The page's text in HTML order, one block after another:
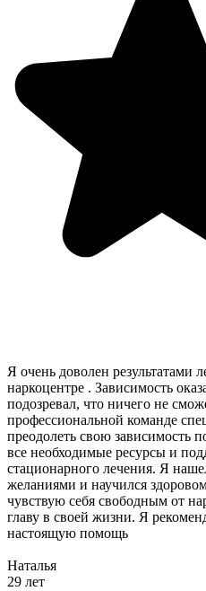
Я очень доволен результатами
наркоцентре . Зависимость
подозревал, что ничего не
профессиональной команде
преодолеть свою зависимость
все необходимые ресурсы и
стационарного лечения. Я
желаниями и научился
чувствую себя свободным от
главу в своей жизни. Я
настоящую помощь
Наталья
29 лет